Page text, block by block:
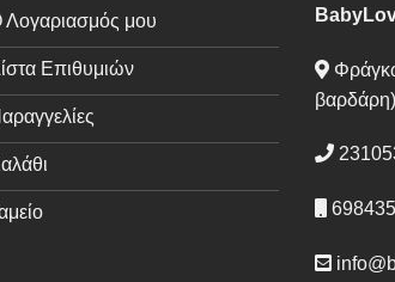
Λογαριασμός μου
Επιθυμιών
βαρδάρη)